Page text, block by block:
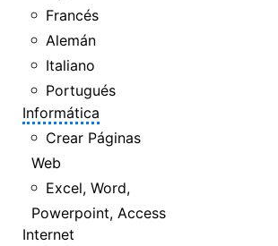
Francés
Alemán
Italiano
Portugués
Informática
Crear Páginas
Web
Excel, Word,
Powerpoint, Access
Internet